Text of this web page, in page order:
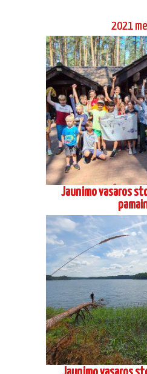
Jaunimo vasaros
Suaugusių stovykla
2021
2020